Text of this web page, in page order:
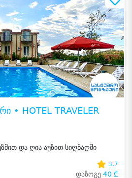
• HOTEL TRAVELER
და ღია აუზით სიღნაღში
3.7
დაზოგე 40 ₾